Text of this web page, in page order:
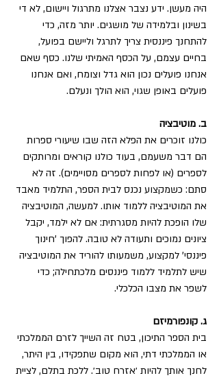
היה מעשן. ידע נצבר אצלנו מתרגול ויישום, לא די
בשינון ובלמידה של מושגים. יותר מזה, כדי
להתחנך פיננסית צריך לתרגל וליישם בפועל,
בחיים עצמם, על הכסף האמיתי שלנו. כסף שאם
אנחנו פועלים נכון הוא גדל וצומח, ואם אנחנו
פועלים באופן שגוי, הוא הולך ונעלם.
ב. מוטיבציה
כולנו זוכרים את הפלא הזה שבו שיעורי ספרות
הם דבר משעמם, בעוד כולנו קוראים ומרותקים
לספרים (או לפחות לספרים מסויימים). זה לא
סתם: כשמקצוע נכנס לבית הספר, התלמיד מאבד
את המוטיבציה ללמוד אותו. למעשה, המוטיבציה
שלו הופכת להיות מסגרתית: אם לא ילמד, יקבל
ציונים נמוכים ותעודה לא טובה. להפוך 'חינוך
פיננסי' למקצוע, משמעותו להוריד את המוטיבציה
שיש לתלמיד ללמוד פיננסים מלכתחילה; כדי
לשפר את מצבו הכלכלי.
ג. קונפורמיזם
בית הספר התיכון, בטח זה השייך לזרם הממלכתי
או הממלכתי דתי, הוא מקום שתפקידו, בין היתר,
לחנך אותך להיות ׳אזרח טוב׳. ללכת בתלם, לציית